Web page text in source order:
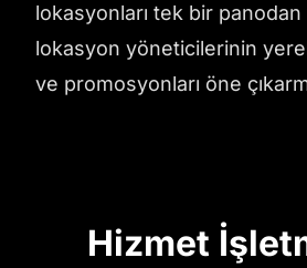
lokasyonları tek bir
lokasyon yöneticilerinin
ve promosyonları öne
Hizmet